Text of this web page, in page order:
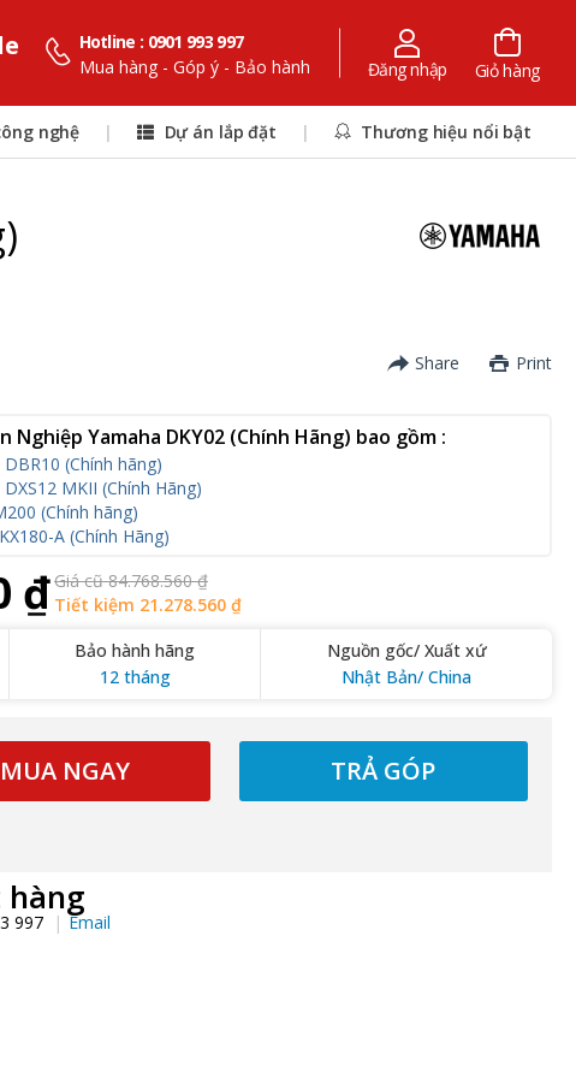
Hotline : 0901 993 997
Mua hàng - Góp ý - Bảo hành
Đăng nhập Giỏ hàng
nghệ | Dự án lắp đặt | Thương hiệu nổi bật
Share Print
Nghiệp Yamaha DKY02 (Chính Hãng) bao gồm :
(Chính hãng)
MKII (Chính Hãng)
(Chính hãng)
A (Chính Hãng)
₫ Giá cũ 84.768.560 ₫
Tiết kiệm 21.278.560 ₫
Bảo hành hãng
12 tháng
Nguồn gốc/ Xuất xứ
Nhật Bản/ China
MUA NGAY TRẢ GÓP
997 Email